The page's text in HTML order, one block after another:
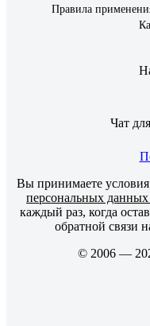
Правила
Чат
Вы принимаете условия
персональных данных
каждый раз, когда
обратной связи
© 2006 —